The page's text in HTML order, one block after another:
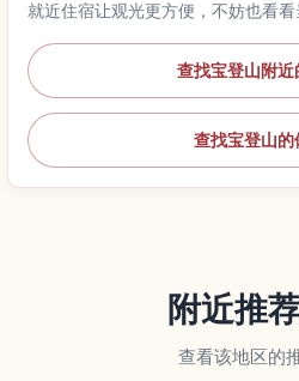
就近住宿让观光更方便，不妨也看看
查找宝登山附近
查找宝登山的
附近推
查看该地区的